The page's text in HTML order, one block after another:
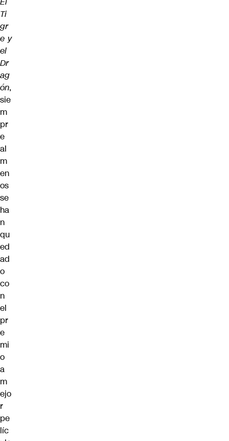
Ti
gr
e y
el
Dr
ag
ón,
sie
m
pr
e
al
m
en
os
se
ha
n
qu
ed
ad
o
co
n
el
pr
e
mi
o
a
m
ejo
r
pe
líc